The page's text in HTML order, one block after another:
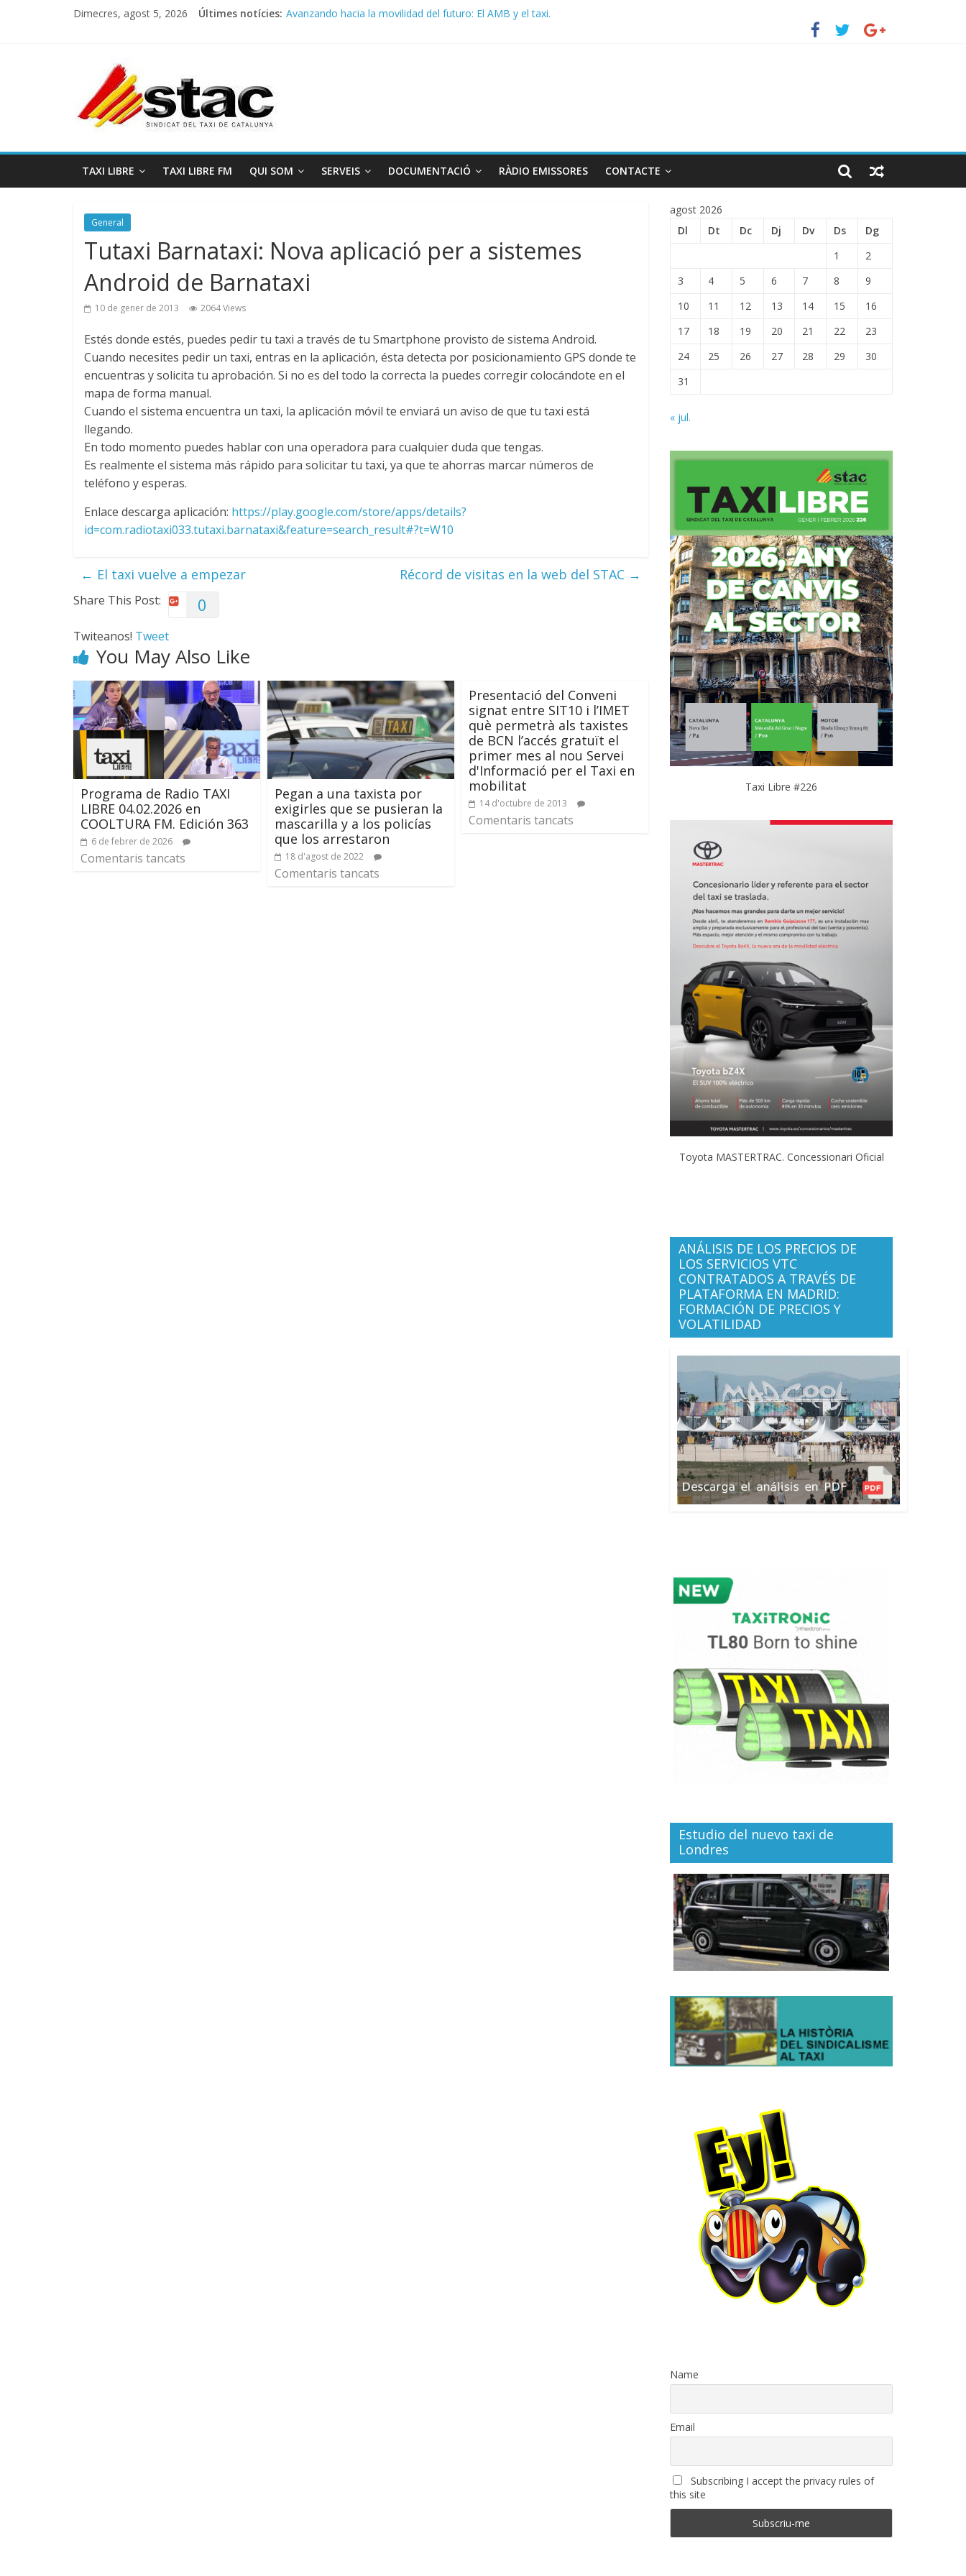
Dimecres, agost 5, 2026 Últimes notícies: Avanzando hacia la movilidad del futuro: El AMB y el taxi.
TAXI LIBRE TAXI LIBRE FM QUI SOM SERVEIS DOCUMENTACIÓ RÀDIO EMISSORES CONTACTE
General
Tutaxi Barnataxi: Nova aplicació per a sistemes
Android de Barnataxi
10 de gener de 2013 2064 Views
Estés donde estés, puedes pedir tu taxi a través de tu Smartphone provisto de sistema Android.
Cuando necesites pedir un taxi, entras en la aplicación, ésta detecta por posicionamiento GPS donde te
encuentras y solicita tu aprobación. Si no es del todo la correcta la puedes corregir colocándote en el
mapa de forma manual.
Cuando el sistema encuentra un taxi, la aplicación móvil te enviará un aviso de que tu taxi está
llegando.
En todo momento puedes hablar con una operadora para cualquier duda que tengas.
Es realmente el sistema más rápido para solicitar tu taxi, ya que te ahorras marcar números de
teléfono y esperas.
Enlace descarga aplicación: https://play.google.com/store/apps/details?
id=com.radiotaxi033.tutaxi.barnataxi&feature=search_result#?t=W10
← El taxi vuelve a empezar Récord de visitas en la web del STAC →
Share This Post: 0
Twiteanos! Tweet
You May Also Like
Programa de Radio TAXI
LIBRE 04.02.2026 en
COOLTURA FM. Edición 363
6 de febrer de 2026
Comentaris tancats
Pegan a una taxista por
exigirles que se pusieran la
mascarilla y a los policías
que los arrestaron
18 d'agost de 2022
Comentaris tancats
Presentació del Conveni
signat entre SIT10 i l’IMET
què permetrà als taxistes
de BCN l’accés gratuït el
primer mes al nou Servei
d'Informació per el Taxi en
mobilitat
14 d'octubre de 2013
Comentaris tancats
agost 2026
Dl
Dt Dc Dj Dv Ds
Dg
1
2
3
4 5 6 7 8
9
10
11 12 13 14 15
16
17
18 19 20 21 22
23
24
25 26 27 28 29
30
31
« jul.
Taxi Libre #226
Toyota MASTERTRAC. Concessionari Oficial
ANÁLISIS DE LOS PRECIOS DE
LOS SERVICIOS VTC
CONTRATADOS A TRAVÉS DE
PLATAFORMA EN MADRID:
FORMACIÓN DE PRECIOS Y
VOLATILIDAD
Estudio del nuevo taxi de
Londres
Name
Email
Subscribing I accept the privacy rules of
this site